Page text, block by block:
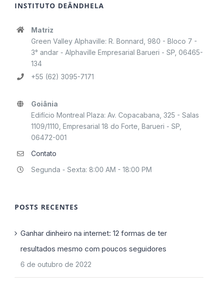
INSTITUTO DEÂNDHELA
Matriz
Green Valley Alphaville: R. Bonnard, 980 - Bloco 7 -
3° andar - Alphaville Empresarial Barueri - SP, 06465-
134
+55 (62) 3095-7171
Goiânia
Edifício Montreal Plaza: Av. Copacabana, 325 - Salas
1109/1110, Empresarial 18 do Forte, Barueri - SP,
06472-001
Contato
Segunda - Sexta: 8:00 AM - 18:00 PM
POSTS RECENTES
Ganhar dinheiro na internet: 12 formas de ter
resultados mesmo com poucos seguidores
6 de outubro de 2022